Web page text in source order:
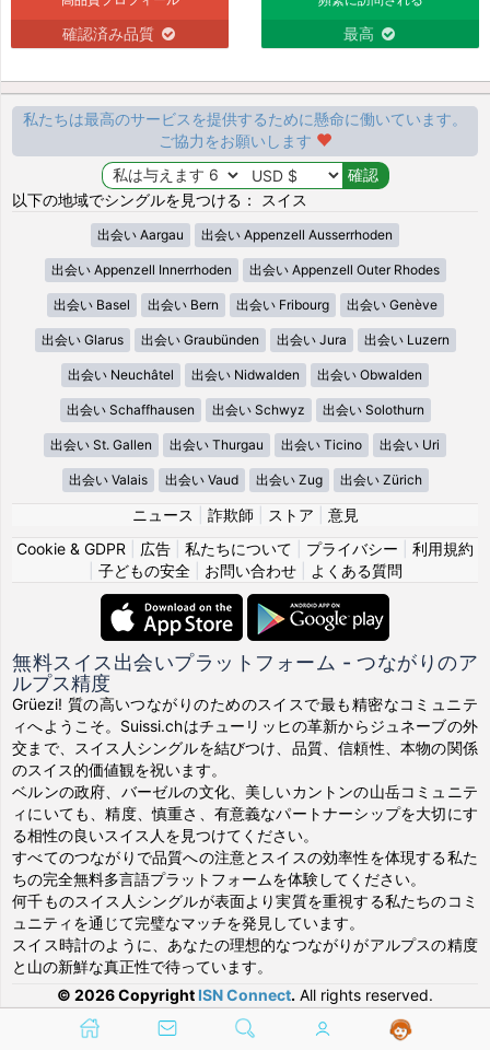
確認済み品質 最高
私たちは最高のサービスを提供するために懸命に働いています。
ご協力をお願いします
以下の地域でシングルを見つける： スイス
出会い Aargau 出会い Appenzell Ausserrhoden
出会い Appenzell Innerrhoden 出会い Appenzell Outer Rhodes
出会い Basel 出会い Bern 出会い Fribourg 出会い Genève
出会い Glarus 出会い Graubünden 出会い Jura 出会い Luzern
出会い Neuchâtel 出会い Nidwalden 出会い Obwalden
出会い Schaffhausen 出会い Schwyz 出会い Solothurn
出会い St. Gallen 出会い Thurgau 出会い Ticino 出会い Uri
出会い Valais 出会い Vaud 出会い Zug 出会い Zürich
ニュース 詐欺師 ストア
意見
Cookie & GDPR
広告 私たちについて プライバシー
利用規約
子どもの安全| お問い合わせ| よくある質問
無料スイス出会いプラットフォーム - つながりのア
ルプス精度
Grüezi! 質の高いつながりのためのスイスで最も精密なコミュニテ
ィへようこそ。Suissi.chはチューリッヒの革新からジュネーブの外
交まで、スイス人シングルを結びつけ、品質、信頼性、本物の関係
のスイス的価値観を祝います。
ベルンの政府、バーゼルの文化、美しいカントンの山岳コミュニテ
ィにいても、精度、慎重さ、有意義なパートナーシップを大切にす
る相性の良いスイス人を見つけてください。
すべてのつながりで品質への注意とスイスの効率性を体現する私た
ちの完全無料多言語プラットフォームを体験してください。
何千ものスイス人シングルが表面より実質を重視する私たちのコミ
ュニティを通じて完璧なマッチを発見しています。
スイス時計のように、あなたの理想的なつながりがアルプスの精度
と山の新鮮な真正性で待っています。
© 2026 Copyright ISN Connect. All rights reserved.